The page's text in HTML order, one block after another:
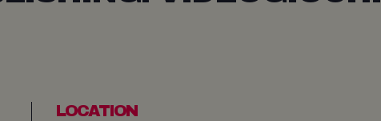
LOCATION